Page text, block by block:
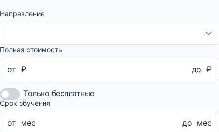
Направление
Полная стоимость
от ₽ до ₽
Только бесплатные
Срок обучения
от мес до мес